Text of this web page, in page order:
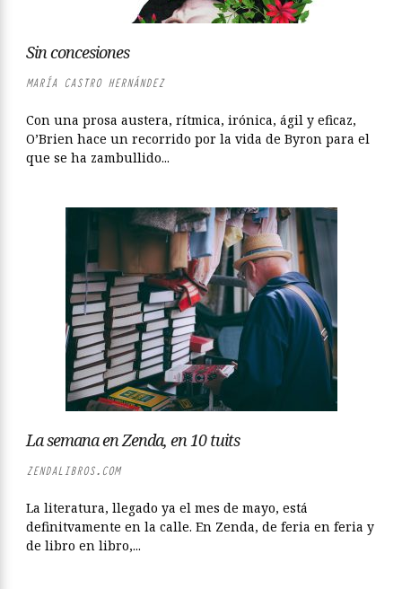
Sin concesiones
MARÍA CASTRO HERNÁNDEZ
Con una prosa austera, rítmica, irónica, ágil y eficaz,
O’Brien hace un recorrido por la vida de Byron para el
que se ha zambullido...
La semana en Zenda, en 10 tuits
ZENDALIBROS.COM
La literatura, llegado ya el mes de mayo, está
definitvamente en la calle. En Zenda, de feria en feria y
de libro en libro,...